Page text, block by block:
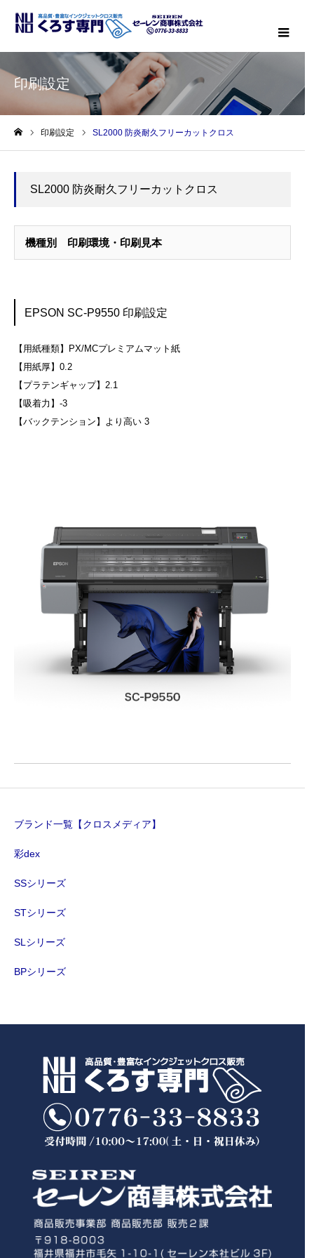
印刷設定
印刷設定 SL2000 防炎耐久フリーカットクロス
SL2000 防炎耐久フリーカットクロス
機種別 印刷環境・印刷見本
EPSON SC-P9550 印刷設定
【用紙種類】PX/MCプレミアムマット紙
【用紙厚】0.2
【プラテンギャップ】2.1
【吸着力】-3
【バックテンション】より高い 3
ブランド一覧【クロスメディア】
彩dex
SSシリーズ
STシリーズ
SLシリーズ
BPシリーズ